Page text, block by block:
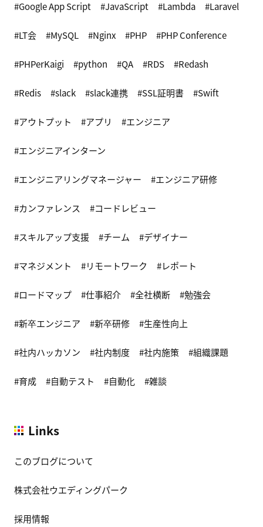
Google App Script JavaScript Lambda Laravel
LT会 MySQL Nginx PHP PHP Conference
PHPerKaigi python QA RDS Redash
Redis slack slack連携 SSL証明書 Swift
アウトプット アプリ エンジニア
エンジニアインターン
エンジニアリングマネージャー エンジニア研修
カンファレンス コードレビュー
スキルアップ支援 チーム デザイナー
マネジメント リモートワーク レポート
ロードマップ 仕事紹介 全社横断 勉強会
新卒エンジニア 新卒研修 生産性向上
社内ハッカソン 社内制度 社内施策 組織課題
育成 自動テスト 自動化 雑談
Links
このブログについて
株式会社ウエディングパーク
採用情報